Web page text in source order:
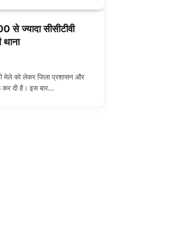
से ज्यादा सीसीटीवी
मेले को लेकर जिला प्रशासन और
कर दी है। इस बार…